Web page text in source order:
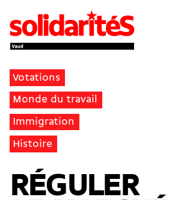
Votations
Monde du travail
Immigration
Histoire
RÉGULER